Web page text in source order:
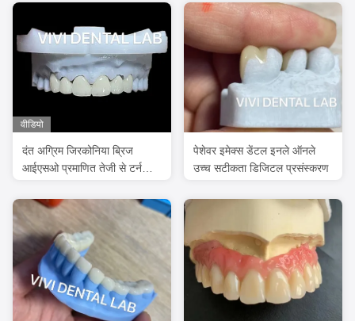
वीडियो
दंत अग्रिम जिरकोनिया ब्रिज
आईएसओ प्रमाणित तेजी से टर्नओवर
पेशेवर इमेक्स डेंटल इनले ऑनले
उच्च सटीकता डिजिटल प्रसंस्करण